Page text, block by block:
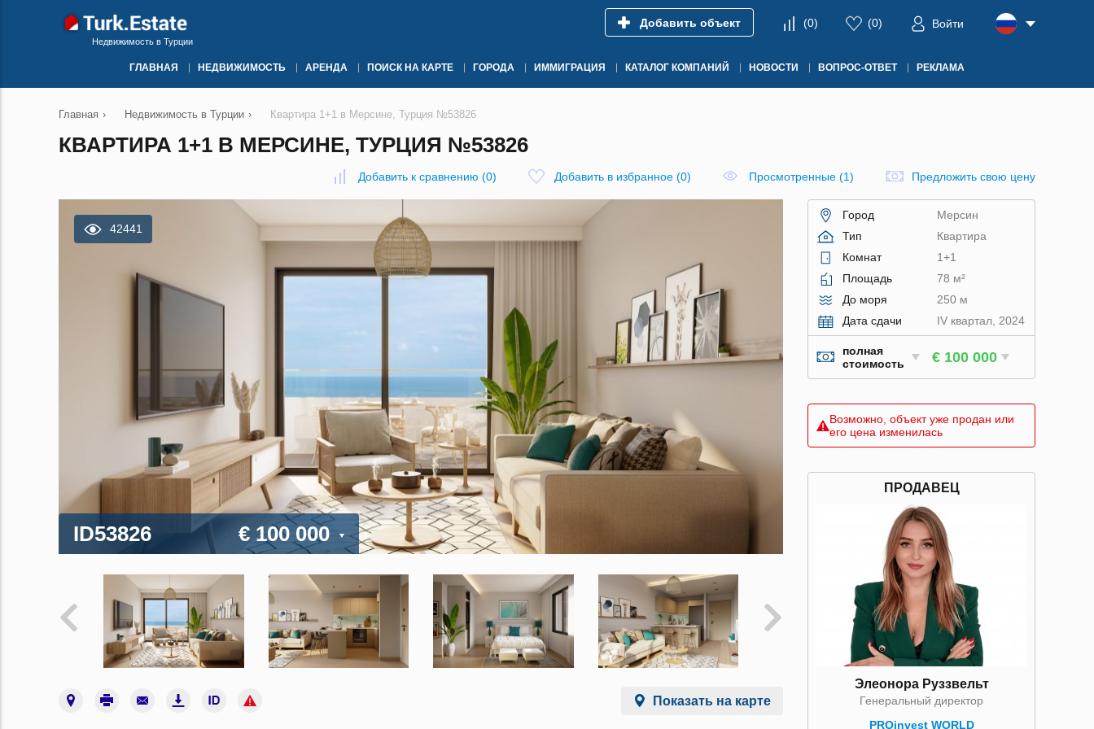
Недвижимость в Турции
Добавить объект (0) (0) Войти
ГЛАВНАЯ НЕДВИЖИМОСТЬ АРЕНДА ПОИСК НА КАРТЕ ГОРОДА ИММИГРАЦИЯ КАТАЛОГ КОМПАНИЙ НОВОСТИ ВОПРОС-ОТВЕТ РЕКЛАМА
Главная › Недвижимость в Турции › Квартира 1+1 в Мерсине, Турция №53826
КВАРТИРА 1+1 В МЕРСИНЕ, ТУРЦИЯ №53826
Добавить к сравнению (0) Добавить в избранное (0) Просмотренные (1) Предложить свою цену
42441
ID53826 € 100 000
Показать на карте
Город
Мерсин
Тип
Квартира
Комнат
1+1
Площадь
78 м²
До моря
250 м
Дата сдачи
IV квартал, 2024
полная
стоимость
€ 100 000
Возможно, объект уже продан или
его цена изменилась
ПРОДАВЕЦ
Элеонора Руззвельт
Генеральный директор
PROinvest WORLD